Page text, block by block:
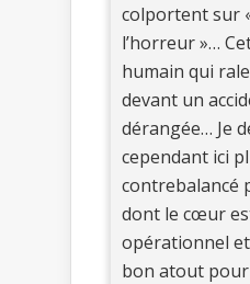
colportent sur
l’horreur »…
humain qui
devant un
dérangée… Je
cependant ici
contrebalancé
dont le cœur
opérationnel et
bon atout pour